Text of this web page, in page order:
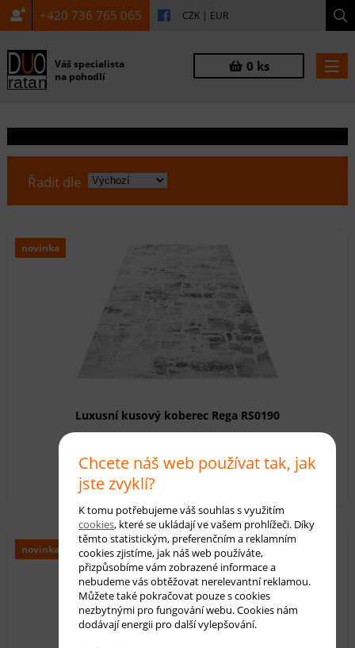
+420 736 765 065 CZK | EUR
Váš specialista
na pohodlí
0 ks
Řadit dle
novinka
Luxusní kusový koberec Rega RS0190
Dostupnost:skladem
950,00 Kč s DPH
novinka
Chcete náš web používat tak, jak
jste zvyklí?
K tomu potřebujeme váš souhlas s využitím
cookies, které se ukládají ve vašem prohlížeči. Díky
těmto statistickým, preferenčním a reklamním
cookies zjistíme, jak náš web používáte,
přizpůsobíme vám zobrazené informace a
nebudeme vás obtěžovat nerelevantní reklamou.
Můžete také pokračovat pouze s cookies
nezbytnými pro fungování webu. Cookies nám
dodávají energii pro další vylepšování.